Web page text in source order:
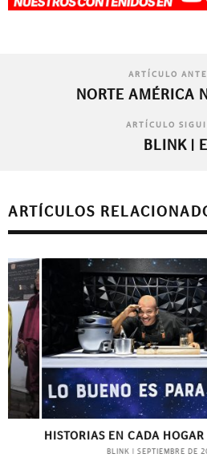
ARTÍCULO
NORTE AMÉRICA
ARTÍCULO
BLINK |
ARTÍCULOS
HISTORIAS EN CADA HOGAR
SEPTIEMBRE DE 2024